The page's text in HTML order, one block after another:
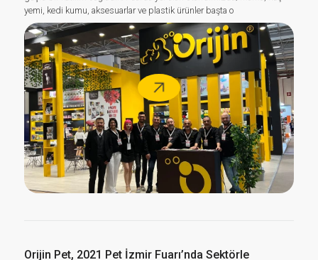
yemi, kedi kumu, aksesuarlar ve plastik ürünler başta o
Orijin Pet, 2021 Pet İzmir Fuarı’nda Sektörle